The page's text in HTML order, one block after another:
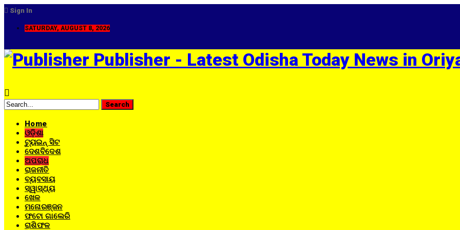
Sign In
SATURDAY, AUGUST 8, 2026
Publisher - Latest Odisha Today News in
Home
ଓଡ଼ିଶା
ଟ୍ୟୁଇନ୍ ସିଟ
ଦେଶବିଦେଶ
ଅପରାଧ
ରାଜନୀତି
ବ୍ୟବସାୟ
ସ୍ୱାସ୍ଥ୍ୟ
ଖେଳ
ମନୋରଞ୍ଜନ
ଫଟୋ ଗାଲେରି
ରାଶିଫଳ